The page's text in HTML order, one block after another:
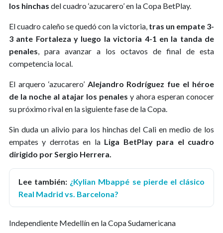
los hinchas del cuadro ‘azucarero’ en la Copa BetPlay.
El cuadro caleño se quedó con la victoria, tras un empate 3-
3 ante Fortaleza y luego la victoria 4-1 en la tanda de
penales, para avanzar a los octavos de final de esta
competencia local.
El arquero ‘azucarero’ Alejandro Rodríguez fue el héroe
de la noche al atajar los penales y ahora esperan conocer
su próximo rival en la siguiente fase de la Copa.
Sin duda un alivio para los hinchas del Cali en medio de los
empates y derrotas en laLiga BetPlay para el cuadro
dirigido por Sergio Herrera.
Lee también: ¿Kylian Mbappé se pierde el clásico
Real Madrid vs. Barcelona?
Independiente Medellín en la Copa Sudamericana